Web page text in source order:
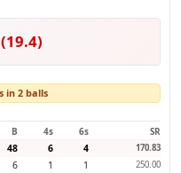
in 2 balls
B 4s 6s
SR
48 6 4 170.83
6 1 1 250.00